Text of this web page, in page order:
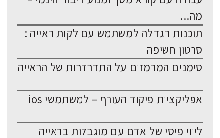
מה...
תוכנות הגדלה למשתמש עם לקות ראייה :
סרטון חשיפה
סימנים המרמזים על התדרדרות של הראייה
אפליקציית פיקוד העורף – למשתמשי ios
ליווי פיסי של אדם עם מוגבלות בראייה